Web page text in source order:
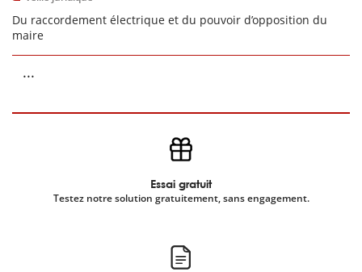
Du raccordement électrique et du pouvoir d’opposition du
maire
...
Essai gratuit
Testez notre solution gratuitement, sans engagement.